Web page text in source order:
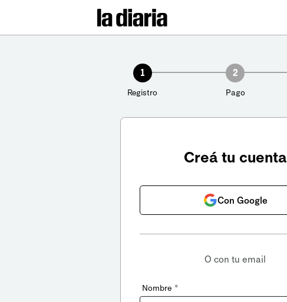
1
Registro
2
Pago
Creá tu cuenta
Con Google
O con tu email
Nombre *